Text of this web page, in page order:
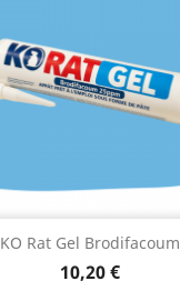
KO Rat Gel Brodifacoum
10,20 €